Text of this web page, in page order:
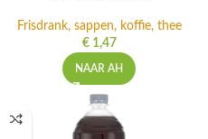
Frisdrank, sappen, koffie, thee
€1,47
NAAR AH